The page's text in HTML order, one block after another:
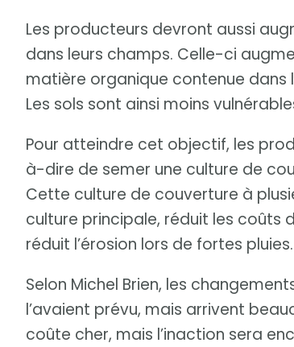
Les producteurs devront aussi
dans leurs champs. Celle-ci
matière organique contenue dans
Les sols sont ainsi moins
Pour atteindre cet objectif, les
à-dire de semer une culture de
Cette culture de couverture à
culture principale, réduit les coûts
réduit l’érosion lors de fortes pluies.
Selon Michel Brien, les
l’avaient prévu, mais arrivent
coûte cher, mais l’inaction sera